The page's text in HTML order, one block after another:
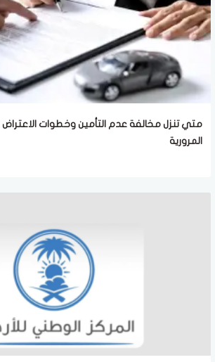
متي تنزل مخالفة عدم التأمين وخطوات
المرورية